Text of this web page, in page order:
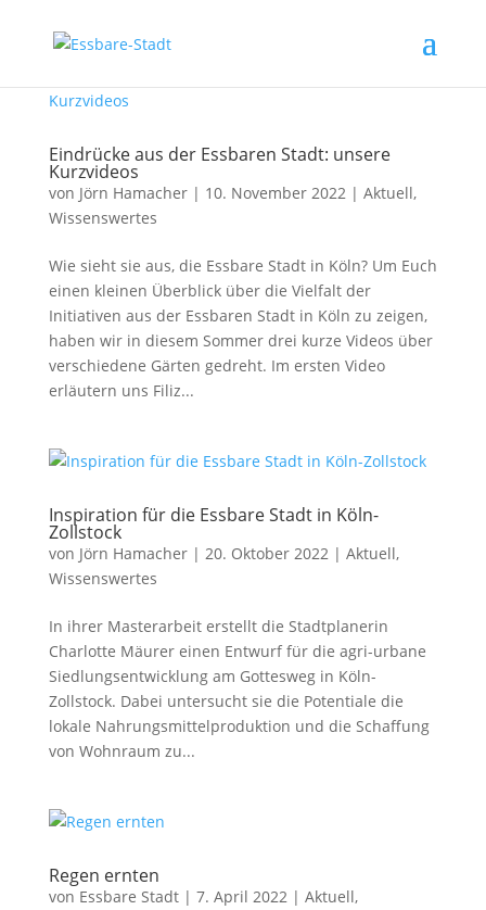
Eindrücke aus der Essbaren Stadt: unsere
Kurzvideos
von Jörn Hamacher| 10. November 2022| Aktuell,
Wissenswertes
Wie sieht sie aus, die Essbare Stadt in Köln? Um Euch
einen kleinen Überblick über die Vielfalt der
Initiativen aus der Essbaren Stadt in Köln zu zeigen,
haben wir in diesem Sommer drei kurze Videos über
verschiedene Gärten gedreht. Im ersten Video
erläutern uns Filiz...
Inspiration für die Essbare Stadt in Köln-
Zollstock
von Jörn Hamacher| 20. Oktober 2022| Aktuell,
Wissenswertes
In ihrer Masterarbeit erstellt die Stadtplanerin
Charlotte Mäurer einen Entwurf für die agri-urbane
Siedlungsentwicklung am Gottesweg in Köln-
Zollstock. Dabei untersucht sie die Potentiale die
lokale Nahrungsmittelproduktion und die Schaffung
von Wohnraum zu...
Regen ernten
von Essbare Stadt| 7. April 2022| Aktuell,